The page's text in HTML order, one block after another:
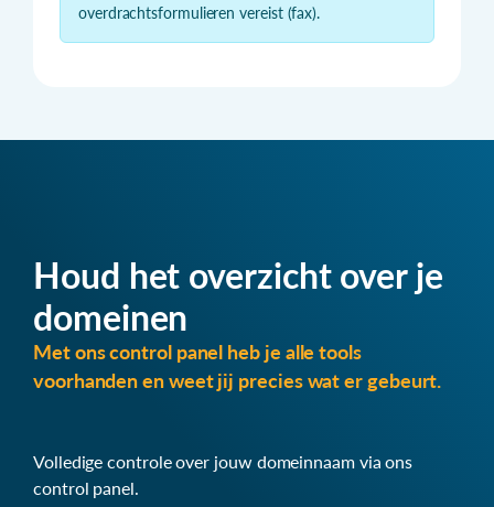
overdrachtsformulieren vereist (fax).
Houd het overzicht over je
domeinen
Met ons control panel heb je alle tools
voorhanden en weet jij precies wat er gebeurt.
Volledige controle over jouw domeinnaam via ons
control panel.